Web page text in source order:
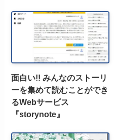
面白い!! みんなのストーリ
ーを集めて読むことができ
るWebサービス
『storynote』